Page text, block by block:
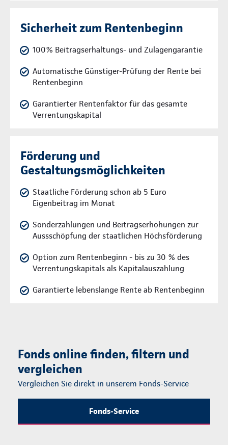
Sicherheit zum Rentenbeginn
100% Beitragserhaltungs- und Zulagengarantie
Automatische Günstiger-Prüfung der Rente bei
Rentenbeginn
Garantierter Rentenfaktor für das gesamte
Verrentungskapital
Förderung und
Gestaltungsmöglichkeiten
Staatliche Förderung schon ab 5 Euro
Eigenbeitrag im Monat
Sonderzahlungen und Beitragserhöhungen zur
Aussschöpfung der staatlichen Höchsförderung
Option zum Rentenbeginn - bis zu 30 % des
Verrentungskapitals als Kapitalauszahlung
Garantierte lebenslange Rente ab Rentenbeginn
Fonds online finden, filtern und
vergleichen
Vergleichen Sie direkt in unserem Fonds-Service
Fonds-Service